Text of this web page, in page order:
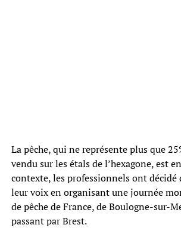
La pêche, qui ne représente plus que
vendu sur les étals de l’hexagone, est
contexte, les professionnels ont décidé
leur voix en organisant une journée
de pêche de France, de Boulogne-sur-
passant par Brest.